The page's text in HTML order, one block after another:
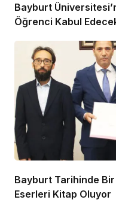
Bayburt
Öğrenci Kabul
Bayburt Tarihinde
Eserleri Kitap Oluyor